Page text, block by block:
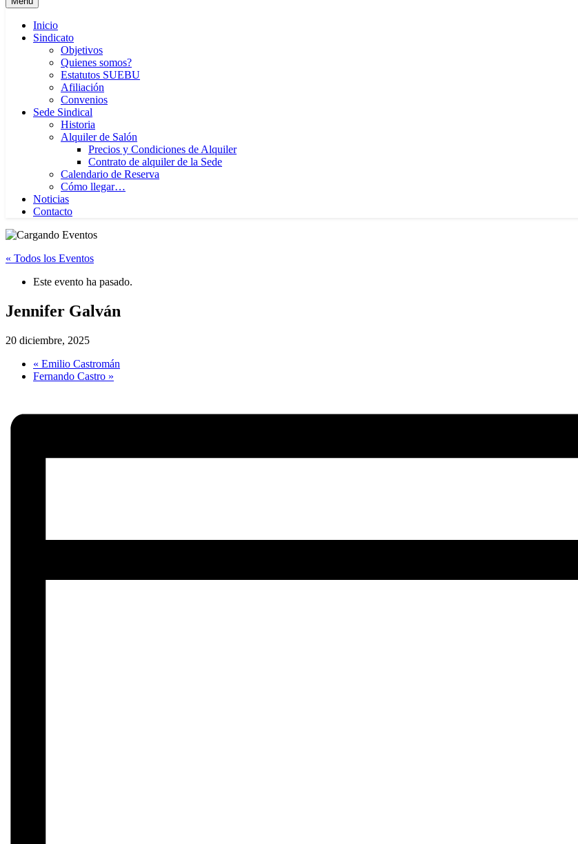
Inicio
Sindicato
Objetivos
Quienes somos?
Estatutos SUEBU
Afiliación
Convenios
Sede Sindical
Historia
Alquiler de Salón
Precios y Condiciones de Alquiler
Contrato de alquiler de la Sede
Calendario de Reserva
Cómo llegar…
Noticias
Contacto
« Todos los Eventos
Este evento ha pasado.
Jennifer Galván
20 diciembre, 2025
« Emilio Castromán
Fernando Castro »